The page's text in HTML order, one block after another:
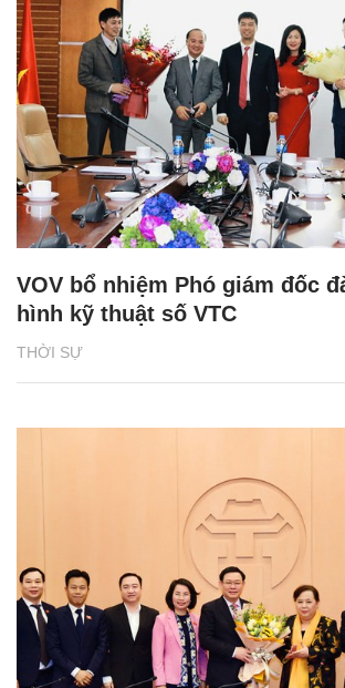
THỜI SỰ
VOV bổ nhiệm Phó giám đốc
hình kỹ thuật số VTC